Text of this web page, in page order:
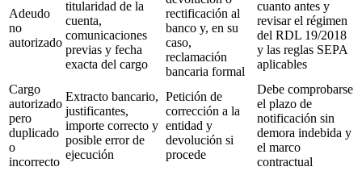
Adeudo
no
autorizado
titularidad de la
cuenta,
comunicaciones
previas y fecha
exacta del cargo
rectificación al
banco y, en su
caso,
reclamación
bancaria formal
cuanto antes y
revisar el régimen
del RDL 19/2018
y las reglas SEPA
aplicables
Cargo
autorizado
pero
duplicado
o
incorrecto
Extracto bancario,
justificantes,
importe correcto y
posible error de
ejecución
Petición de
corrección a la
entidad y
devolución si
procede
Debe comprobarse
el plazo de
notificación sin
demora indebida y
el marco
contractual